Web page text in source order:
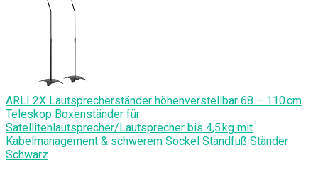
ARLI 2X Lautsprecherständer höhenverstellbar 68 – 110 cm
Teleskop Boxenständer für
Satellitenlautsprecher/Lautsprecher bis 4,5 kg mit
Kabelmanagement & schwerem Sockel Standfuß Ständer
Schwarz